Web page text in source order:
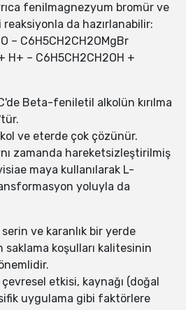
fenilmagnezyum bromür ve
da hazırlanabilir:
– C6H5CH2CH2OMgBr
H+ – C6H5CH2CH2OH +
Beta-feniletil alkolün kırılma
ve eterde çok çözünür.
zamanda hareketsizleştirilmiş
maya kullanılarak L-
yoluyla da
ve karanlık bir yerde
saklama koşulları kalitesinin
etkisi, kaynağı (doğal
uygulama gibi faktörlere